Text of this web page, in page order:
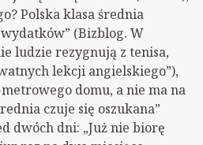
Polska klasa średnia
(Bizblog. W
ludzie rezygnują z tenisa,
lekcji angielskiego”),
domu, a nie ma na
czuje się oszukana”
dwóch dni: „Już nie biorę